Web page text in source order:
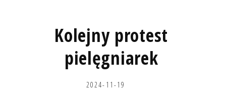
Kolejny protest
pielęgniarek
2024-11-19